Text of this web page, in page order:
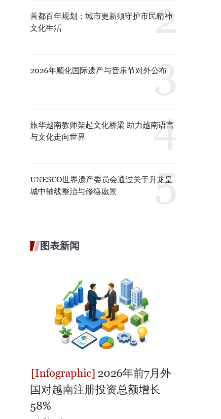
首都百年规划：城市更新须守护市民精神
文化生活
2026年顺化国际遗产与音乐节对外公布
旅华越南教师架起文化桥梁 助力越南语言
与文化走向世界
UNESCO世界遗产委员会通过关于升龙皇
城中轴线整治与修缮愿景
图表新闻
2026年前7月外
国对越南注册投资总额增长
58%